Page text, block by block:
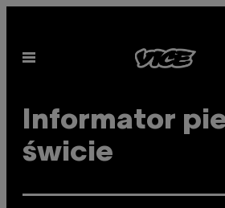
content
Open
Informator
świcie